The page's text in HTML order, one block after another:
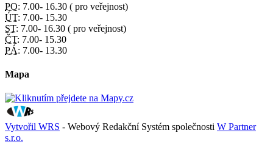
PO: 7.00- 16.30 ( pro veřejnost)
ÚT: 7.00- 15.30
ST: 7.00- 16.30 ( pro veřejnost)
ČT: 7.00- 15.30
PÁ: 7.00- 13.30
Mapa
Vytvořil WRS - Webový Redakční Systém společnosti W Partner
s.r.o.